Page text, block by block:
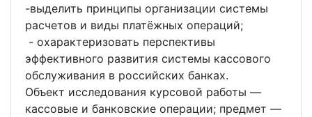
-выделить принципы организации системы
расчетов и виды платёжных операций;
- охарактеризовать перспективы
эффективного развития системы кассового
обслуживания в российских банках.
Объект исследования курсовой работы —
кассовые и банковские операции; предмет —